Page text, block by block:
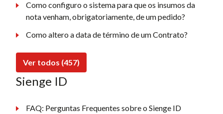
Como configuro o sistema para que os insumos da
nota venham, obrigatoriamente, de um pedido?
Como altero a data de término de um Contrato?
Ver todos (457)
Sienge ID
FAQ: Perguntas Frequentes sobre o Sienge ID